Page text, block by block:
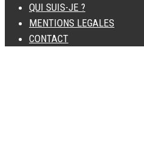
QUI SUIS-JE ?
MENTIONS LEGALES
CONTACT